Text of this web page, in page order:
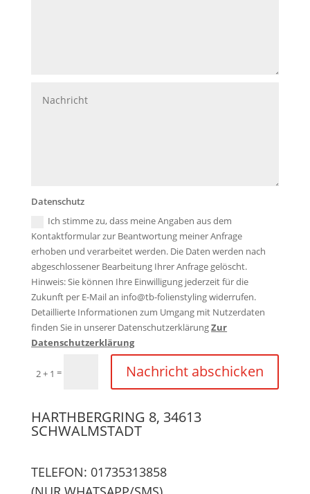
Datenschutz
Ich stimme zu, dass meine Angaben aus dem
Kontaktformular zur Beantwortung meiner Anfrage
erhoben und verarbeitet werden. Die Daten werden nach
abgeschlossener Bearbeitung Ihrer Anfrage gelöscht.
Hinweis: Sie können Ihre Einwilligung jederzeit für die
Zukunft per E-Mail an info@tb-folienstyling widerrufen.
Detaillierte Informationen zum Umgang mit Nutzerdaten
finden Sie in unserer DatenschutzerklärungZur
Datenschutzerklärung
2 + 1 = Nachricht abschicken
HARTHBERGRING 8, 34613
SCHWALMSTADT
TELEFON: 01735313858